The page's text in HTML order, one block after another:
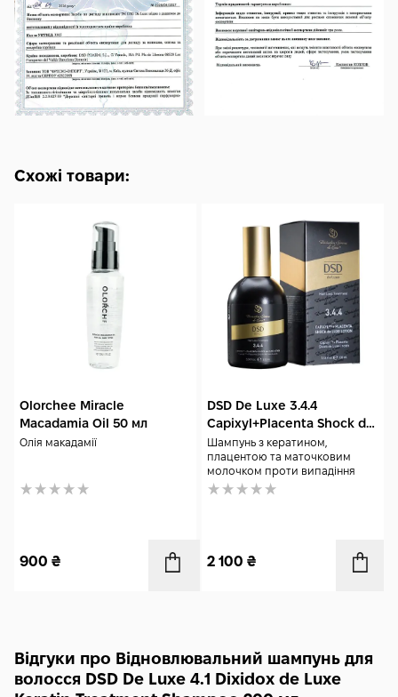
Схожі товари:
Olorchee Miracle
Macadamia Oil 50 мл
Олія макадамії
900 ₴
DSD De Luxe 3.4.4
Capixyl+Placenta Shock de
Luxe Lotion 100 мл
Шампунь з кератином,
плацентою та маточковим
молочком проти випадіння
2 100 ₴
Відгуки про Відновлювальний шампунь для
волосся DSD De Luxe 4.1 Dixidox de Luxe